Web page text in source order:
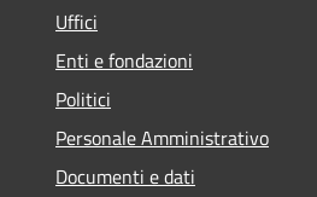
Uffici
Enti e fondazioni
Politici
Personale Amministrativo
Documenti e dati